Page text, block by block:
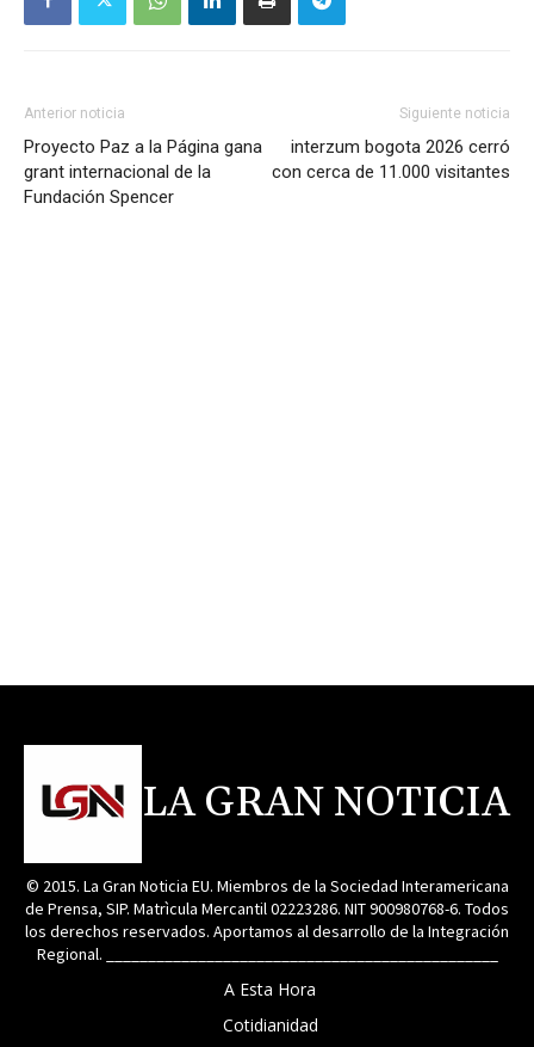
Anterior noticia
Proyecto Paz a la Página gana
grant internacional de la
Fundación Spencer
Siguiente noticia
interzum bogota 2026 cerró
con cerca de 11.000 visitantes
LA GRAN NOTICIA
© 2015. La Gran Noticia EU. Miembros de la Sociedad Interamericana
de Prensa, SIP. Matrìcula Mercantil 02223286. NIT 900980768-6. Todos
los derechos reservados. Aportamos al desarrollo de la Integración
Regional. _______________________________________________
A Esta Hora
Cotidianidad